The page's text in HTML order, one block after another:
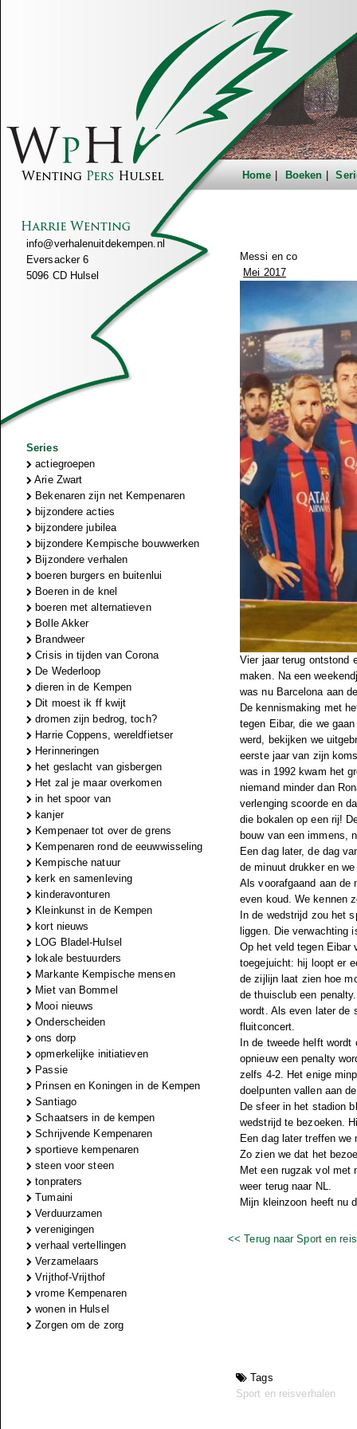
Home Boeken
info@verhalenuitdekempen.nl
Eversacker 6
5096 CD Hulsel
Series
actiegroepen
Arie Zwart
Bekenaren zijn net Kempenaren
bijzondere acties
bijzondere jubilea
bijzondere Kempische bouwwerken
Bijzondere verhalen
boeren burgers en buitenlui
Boeren in de knel
boeren met alternatieven
Bolle Akker
Brandweer
Crisis in tijden van Corona
De Wederloop
dieren in de Kempen
Dit moest ik ff kwijt
dromen zijn bedrog, toch?
Harrie Coppens, wereldfietser
Herinneringen
het geslacht van gisbergen
Het zal je maar overkomen
in het spoor van
kanjer
Kempenaer tot over de grens
Kempenaren rond de eeuwwisseling
Kempische natuur
kerk en samenleving
kinderavonturen
Kleinkunst in de Kempen
kort nieuws
LOG Bladel-Hulsel
lokale bestuurders
Markante Kempische mensen
Miet van Bommel
Mooi nieuws
Onderscheiden
ons dorp
opmerkelijke initiatieven
Passie
Prinsen en Koningen in de Kempen
Santiago
Schaatsers in de kempen
Schrijvende Kempenaren
sportieve kempenaren
steen voor steen
tonpraters
Tumaini
Verduurzamen
verenigingen
verhaal vertellingen
Verzamelaars
Vrijthof-Vrijthof
vrome Kempenaren
wonen in Hulsel
Zorgen om de zorg
Messi en co
Mei 2017
Vier jaar terug ontstond
maken. Na een
was nu Barcelona aan
De kennismaking met
tegen Eibar, die we
werd, bekijken we
eerste jaar van zijn
was in 1992 kwam het
niemand minder dan
verlenging scoorde en
die bokalen op een rij!
bouw van een immens,
Een dag later, de dag
de minuut drukker en
Als voorafgaand aan de
even koud. We kennen
In de wedstrijd zou het
liggen. Die verwachting
Op het veld tegen Eibar
toegejuicht: hij loopt er
de zijlijn laat zien hoe
de thuisclub een
wordt. Als even later de
fluitconcert.
In de tweede helft
opnieuw een penalty
zelfs 4-2. Het enige
doelpunten vallen aan
De sfeer in het stadion
wedstrijd te bezoeken.
Een dag later treffen
Zo zien we dat het
Met een rugzak vol met
weer terug naar NL.
Mijn kleinzoon heeft nu
<< Terug naar Sport en
Tags
Sport en reisverhalen